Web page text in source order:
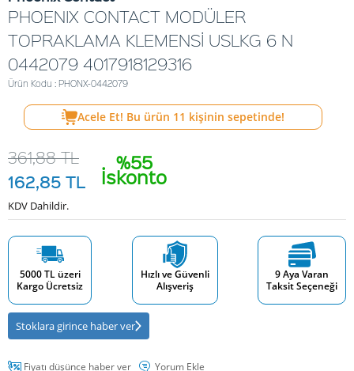
PHOENIX CONTACT MODÜLER
TOPRAKLAMA KLEMENSİ USLKG 6 N
0442079 4017918129316
Ürün Kodu : PHONX-0442079
Acele Et! Bu ürün 11 kişinin sepetinde!
%55
İskonto
361,88TL
162,85 TL
KDV Dahildir.
5000 TL üzeri
Kargo Ücretsiz
Hızlı ve Güvenli
Alışveriş
9 Aya Varan
Taksit Seçeneği
Stoklara girince haber ver
Fiyatı düşünce haber ver Yorum Ekle